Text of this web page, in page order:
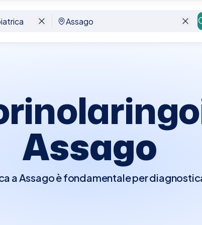
Assago
a Assago è fondamentale per